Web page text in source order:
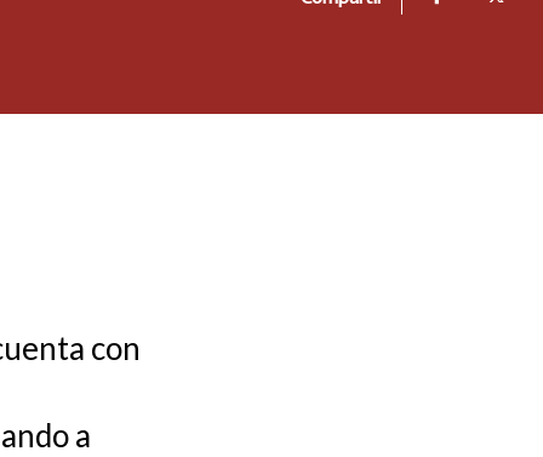
con
a